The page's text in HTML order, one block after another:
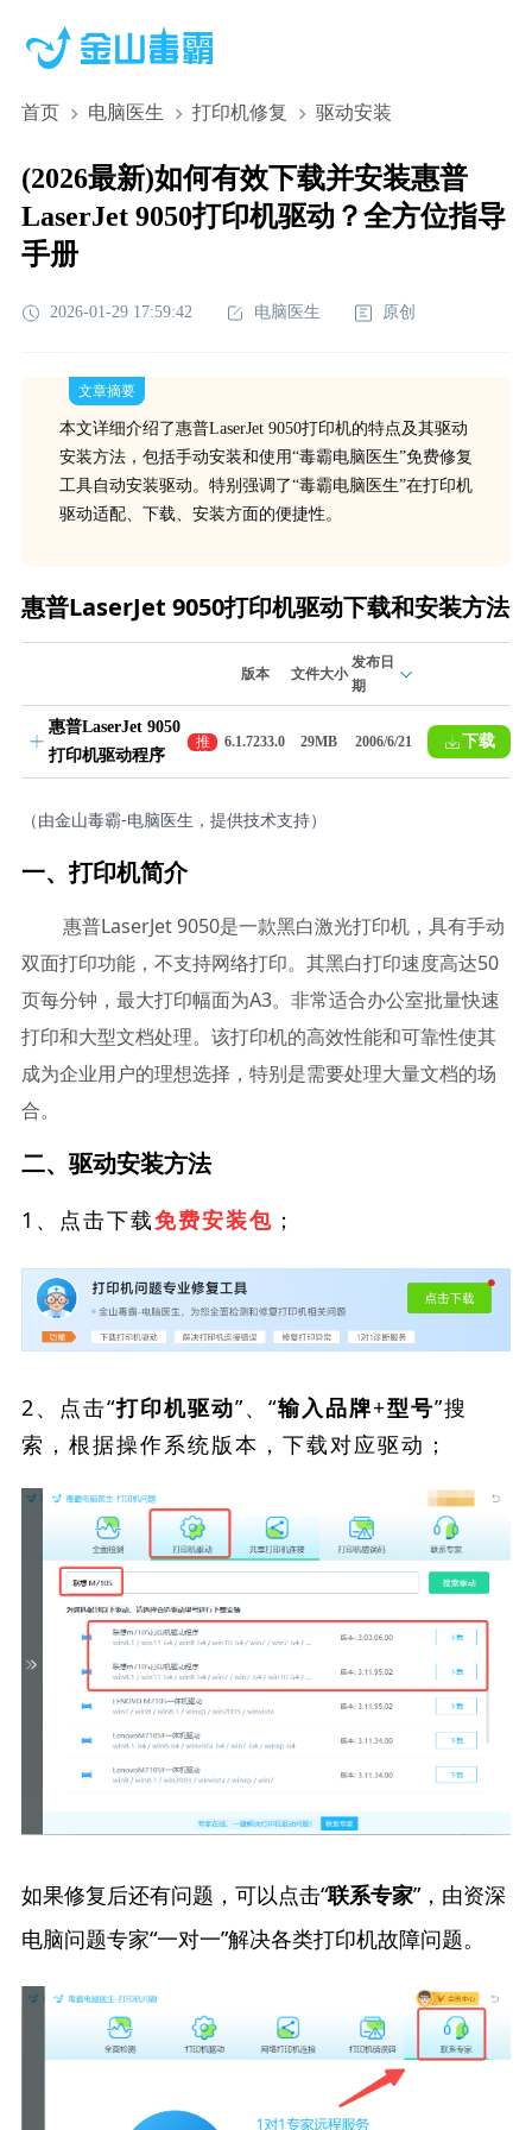
首页 电脑医生 打印机修复 驱动安装
(2026最新)如何有效下载并安装惠普
LaserJet 9050打印机驱动？全方位指导
手册
2026-01-29 17:59:42 电脑医生 原创
文章摘要
本文详细介绍了惠普LaserJet 9050打印机的特点及其驱动
安装方法，包括手动安装和使用“毒霸电脑医生”免费修复
工具自动安装驱动。特别强调了“毒霸电脑医生”在打印机
驱动适配、下载、安装方面的便捷性。
惠普LaserJet 9050打印机驱动下载和安装方法
版本 文件大小
发布日
期
惠普LaserJet 9050
打印机驱动程序
推
荐
6.1.7233.0 29MB 2006/6/21 下载
（由金山毒霸-电脑医生，提供技术支持）
一、打印机简介
惠普LaserJet 9050是一款黑白激光打印机，具有手动
双面打印功能，不支持网络打印。其黑白打印速度高达50
页每分钟，最大打印幅面为A3。非常适合办公室批量快速
打印和大型文档处理。该打印机的高效性能和可靠性使其
成为企业用户的理想选择，特别是需要处理大量文档的场
合。
二、驱动安装方法
1、点击下载免费安装包 ；
2、点击“打印机驱动”、“输入品牌+型号”搜
索，根据操作系统版本，下载对应驱动；
如果修复后还有问题，可以点击“联系专家”，由资深
电脑问题专家“一对一”解决各类打印机故障问题。